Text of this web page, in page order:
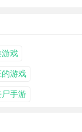
游戏
游戏
尸手游